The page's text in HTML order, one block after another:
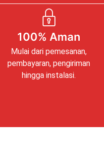
100% Aman
Mulai dari pemesanan,
pembayaran, pengiriman
hingga instalasi.